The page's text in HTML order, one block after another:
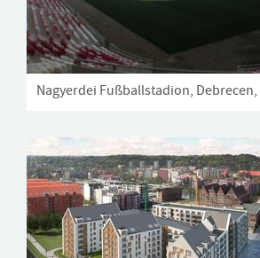
Nagyerdei Fußballstadion,